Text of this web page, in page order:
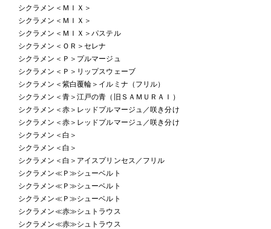
シクラメン＜ＭＩＸ＞
シクラメン＜ＭＩＸ＞
シクラメン＜ＭＩＸ＞パステル
シクラメン＜ＯＲ＞セレナ
シクラメン＜Ｐ＞プルマージュ
シクラメン＜Ｐ＞リップスウェーブ
シクラメン＜紫白覆輪＞イルミナ（フリル）
シクラメン＜青＞江戸の青（旧ＳＡＭＵＲＡＩ）
シクラメン＜赤＞レッドプルマージュ／咲き分け
シクラメン＜赤＞レッドプルマージュ／咲き分け
シクラメン＜白＞
シクラメン＜白＞
シクラメン＜白＞アイスプリンセス／フリル
シクラメン≪Ｐ≫シューベルト
シクラメン≪Ｐ≫シューベルト
シクラメン≪Ｐ≫シューベルト
シクラメン≪赤≫シュトラウス
シクラメン≪赤≫シュトラウス